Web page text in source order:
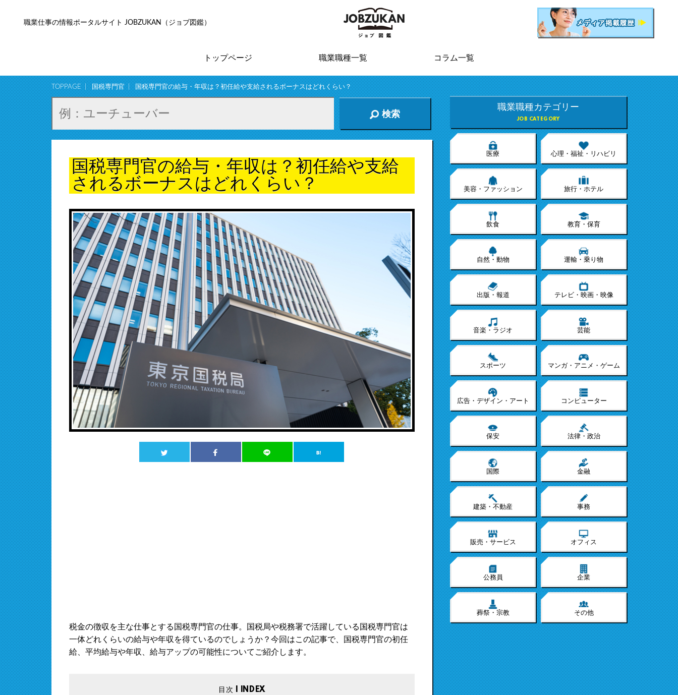
職業仕事の情報ポータルサイト JOBZUKAN（ジョブ図鑑）
トップページ 職業職種一覧 コラム一覧
TOPPAGE 国税専門官 国税専門官の給与・年収は？初任給や支給されるボーナスはどれくらい？
検索
国税専門官の給与・年収は？初任給や支給
されるボーナスはどれくらい？
税金の徴収を主な仕事とする国税専門官の仕事。国税局や税務署で活躍している国税専門官は
一体どれくらいの給与や年収を得ているのでしょうか？今回はこの記事で、国税専門官の初任
給、平均給与や年収、給与アップの可能性についてご紹介します。
職業職種カテゴリー
JOB CATEGORY
医療 心理・福祉・リハビリ
美容・ファッション 旅行・ホテル
飲食 教育・保育
自然・動物 運輸・乗り物
出版・報道 テレビ・映画・映像
音楽・ラジオ 芸能
スポーツ マンガ・アニメ・ゲーム
広告・デザイン・アート コンピューター
保安 法律・政治
国際 金融
建築・不動産 事務
販売・サービス オフィス
公務員 企業
葬祭・宗教 その他